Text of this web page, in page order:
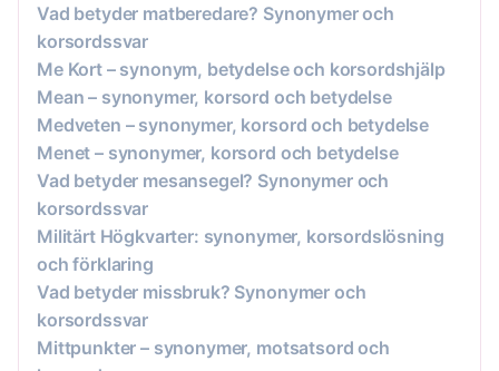
Vad betyder matberedare? Synonymer och
korsordssvar
Me Kort – synonym, betydelse och korsordshjälp
Mean – synonymer, korsord och betydelse
Medveten – synonymer, korsord och betydelse
Menet – synonymer, korsord och betydelse
Vad betyder mesansegel? Synonymer och
korsordssvar
Militärt Högkvarter: synonymer, korsordslösning
och förklaring
Vad betyder missbruk? Synonymer och
korsordssvar
Mittpunkter – synonymer, motsatsord och